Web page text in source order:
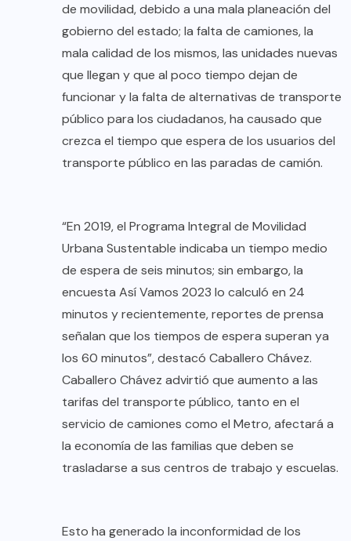
de movilidad, debido a una mala planeación del
gobierno del estado; la falta de camiones, la
mala calidad de los mismos, las unidades nuevas
que llegan y que al poco tiempo dejan de
funcionar y la falta de alternativas de transporte
público para los ciudadanos, ha causado que
crezca el tiempo que espera de los usuarios del
transporte público en las paradas de camión.
“En 2019, el Programa Integral de Movilidad
Urbana Sustentable indicaba un tiempo medio
de espera de seis minutos; sin embargo, la
encuesta Así Vamos 2023 lo calculó en 24
minutos y recientemente, reportes de prensa
señalan que los tiempos de espera superan ya
los 60 minutos”, destacó Caballero Chávez.
Caballero Chávez advirtió que aumento a las
tarifas del transporte público, tanto en el
servicio de camiones como el Metro, afectará a
la economía de las familias que deben se
trasladarse a sus centros de trabajo y escuelas.
Esto ha generado la inconformidad de los